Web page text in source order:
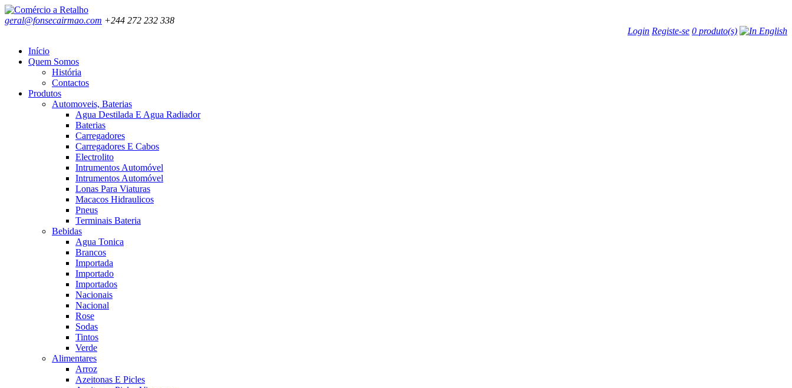
geral@fonsecairmao.com +244 272 232 338
Login Registe-se 0 produto(s)
Início
Quem Somos
História
Contactos
Produtos
Automoveis, Baterias
Agua Destilada E Agua Radiador
Baterias
Carregadores
Carregadores E Cabos
Electrolito
Intrumentos Automóvel
Intrumentos Automóvel
Lonas Para Viaturas
Macacos Hidraulicos
Pneus
Terminais Bateria
Bebidas
Agua Tonica
Brancos
Importada
Importado
Importados
Nacionais
Nacional
Rose
Sodas
Tintos
Verde
Alimentares
Arroz
Azeitonas E Picles